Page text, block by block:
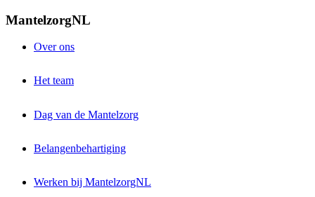
MantelzorgNL
Over ons
Het team
Dag van de Mantelzorg
Belangenbehartiging
Werken bij MantelzorgNL